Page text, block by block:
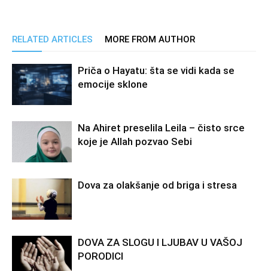
RELATED ARTICLES MORE FROM AUTHOR
Priča o Hayatu: šta se vidi kada se
emocije sklone
Na Ahiret preselila Leila – čisto srce
koje je Allah pozvao Sebi
Dova za olakšanje od briga i stresa
DOVA ZA SLOGU I LJUBAV U VAŠOJ
PORODICI